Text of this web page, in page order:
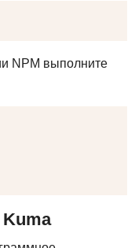
NPM выполните